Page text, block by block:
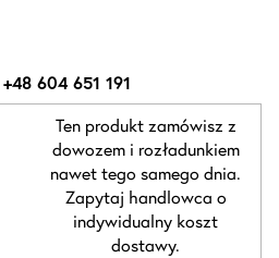
+48 604 651 191
Ten produkt zamówisz z
dowozem i rozładunkiem
nawet tego samego dnia.
Zapytaj handlowca o
indywidualny koszt
dostawy.